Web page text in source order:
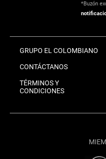
*Buzón
GRUPO EL COLOMBIANO
CONTÁCTANOS
TÉRMINOS Y
CONDICIONES